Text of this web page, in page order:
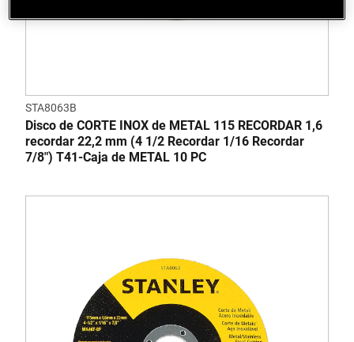
STA8063B
Disco de CORTE INOX de METAL 115 RECORDAR 1,6
recordar 22,2 mm (4 1/2 Recordar 1/16 Recordar
7/8") T41-Caja de METAL 10 PC